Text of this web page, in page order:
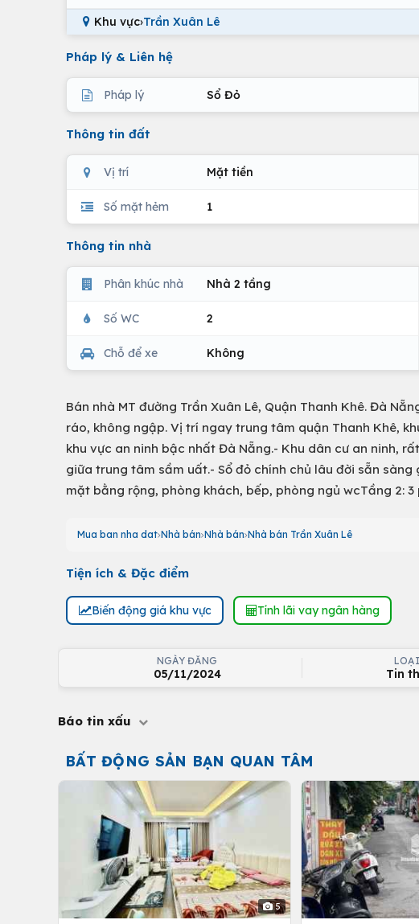
Khu vực›Trần Xuân Lê
Pháp lý & Liên hệ
Pháp lý Sổ Đỏ
Thông tin đất
Vị trí Mặt tiền
Số mặt hẻm 1
Thông tin nhà
Phân khúc nhà Nhà 2 tầng
Số WC 2
Chỗ để xe Không
Bán nhà MT đường Trần Xuân Lê, Quận Thanh Khê. Đà
ráo, không ngập. Vị trí ngay trung tâm quận Thanh Khê,
khu vực an ninh bậc nhất Đà Nẵng.- Khu dân cư an ninh,
giữa trung tâm sầm uất.- Sổ đỏ chính chủ lâu đời sẵn
mặt bằng rộng, phòng khách, bếp, phòng ngủ wcTầng 2: 3
Mua ban nha dat Nhà bán Nhà bán Nhà bán Trần Xuân Lê
Tiện ích & Đặc điểm
Biến động giá khu vực Tính lãi vay ngân hàng
NGÀY ĐĂNG
05/11/2024 Tin
Báo tin xấu
BẤT ĐỘNG SẢN BẠN QUAN TÂM
5